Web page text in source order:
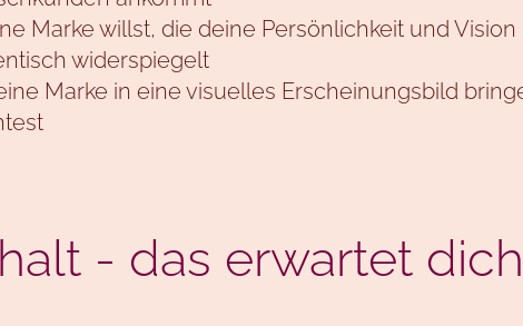
Marke willst, die deine Persönlichkeit und Vision
widerspiegelt
Marke in eine visuelles Erscheinungsbild
- das erwartet